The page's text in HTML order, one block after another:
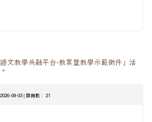
文教學共融平台-教案暨教學示範徵件」活
08-03 | 點閱數： 21